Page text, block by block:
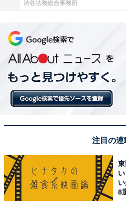
広大な芝生広場と大型遊具を備
り、小さな子ども連れにも人気
ぶ直売所やカフェもあり、自然
力的な施設です。
回答者のコメントを見ると「ベ
スペースがあるから、安心でき
県）、「アスレチックがあるの
家族で溢れるほど人気らしいか
※回答者のコメントは原文ママ
渋谷法務総合事務所
注目の連
8